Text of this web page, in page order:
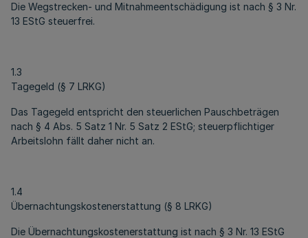
Die Wegstrecken- und Mitnahmeentschädigung ist nach § 3 Nr.
13 EStG steuerfrei.
1.3
Tagegeld (§ 7 LRKG)
Das Tagegeld entspricht den steuerlichen Pauschbeträgen
nach § 4 Abs. 5 Satz 1 Nr. 5 Satz 2 EStG; steuerpflichtiger
Arbeitslohn fällt daher nicht an.
1.4
Übernachtungskostenerstattung (§ 8 LRKG)
Die Übernachtungskostenerstattung ist nach § 3 Nr. 13 EStG